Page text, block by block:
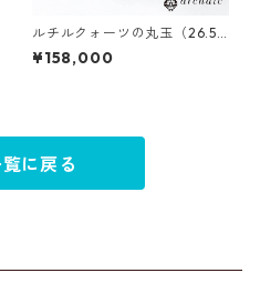
ルチルクォーツの丸玉（26.5
mm）
¥158,000
に戻る